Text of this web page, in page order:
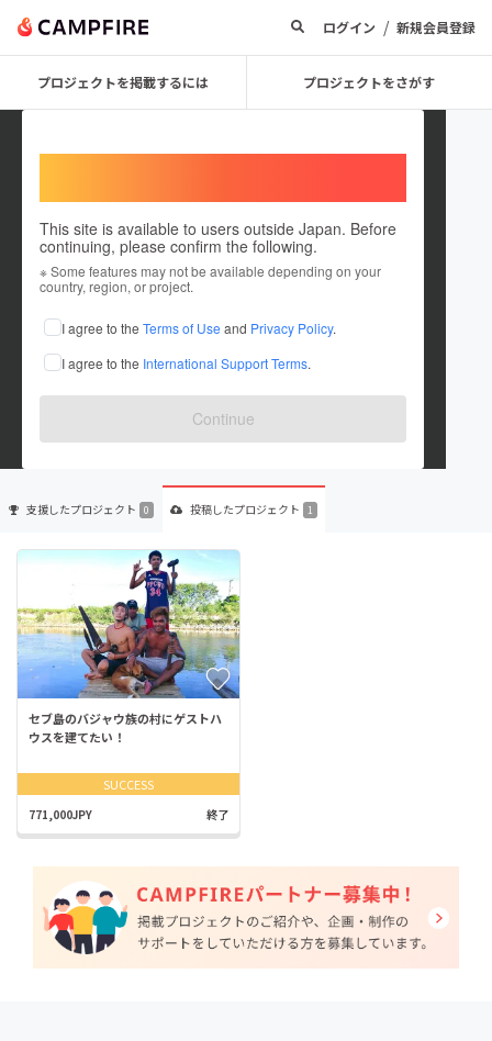
ログイン / 新規会員登録
プロジェクトを掲載するには プロジェクトをさがす
This site is available to users outside Japan. Before
continuing, please confirm the following.
※ Some features may not be available depending on your
country, region, or project.
I agree to the Terms of Use and Privacy Policy.
I agree to the International Support Terms.
Continue
Hiromu Matsuda
これまでに1件のプロジェクトを投稿しています
在住国：未設定
出身国：日本 出身地：新潟県
支援したプロジェクト 0 投稿したプロジェクト 1
セブ島のバジャウ族の村にゲストハ
ウスを建てたい！
SUCCESS
771,000JPY 終了